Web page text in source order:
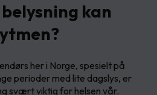
kan
her i Norge, spesielt på
perioder med lite dagslys, er
svært viktig for helsen vår.